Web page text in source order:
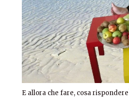
E allora che fare, cosa